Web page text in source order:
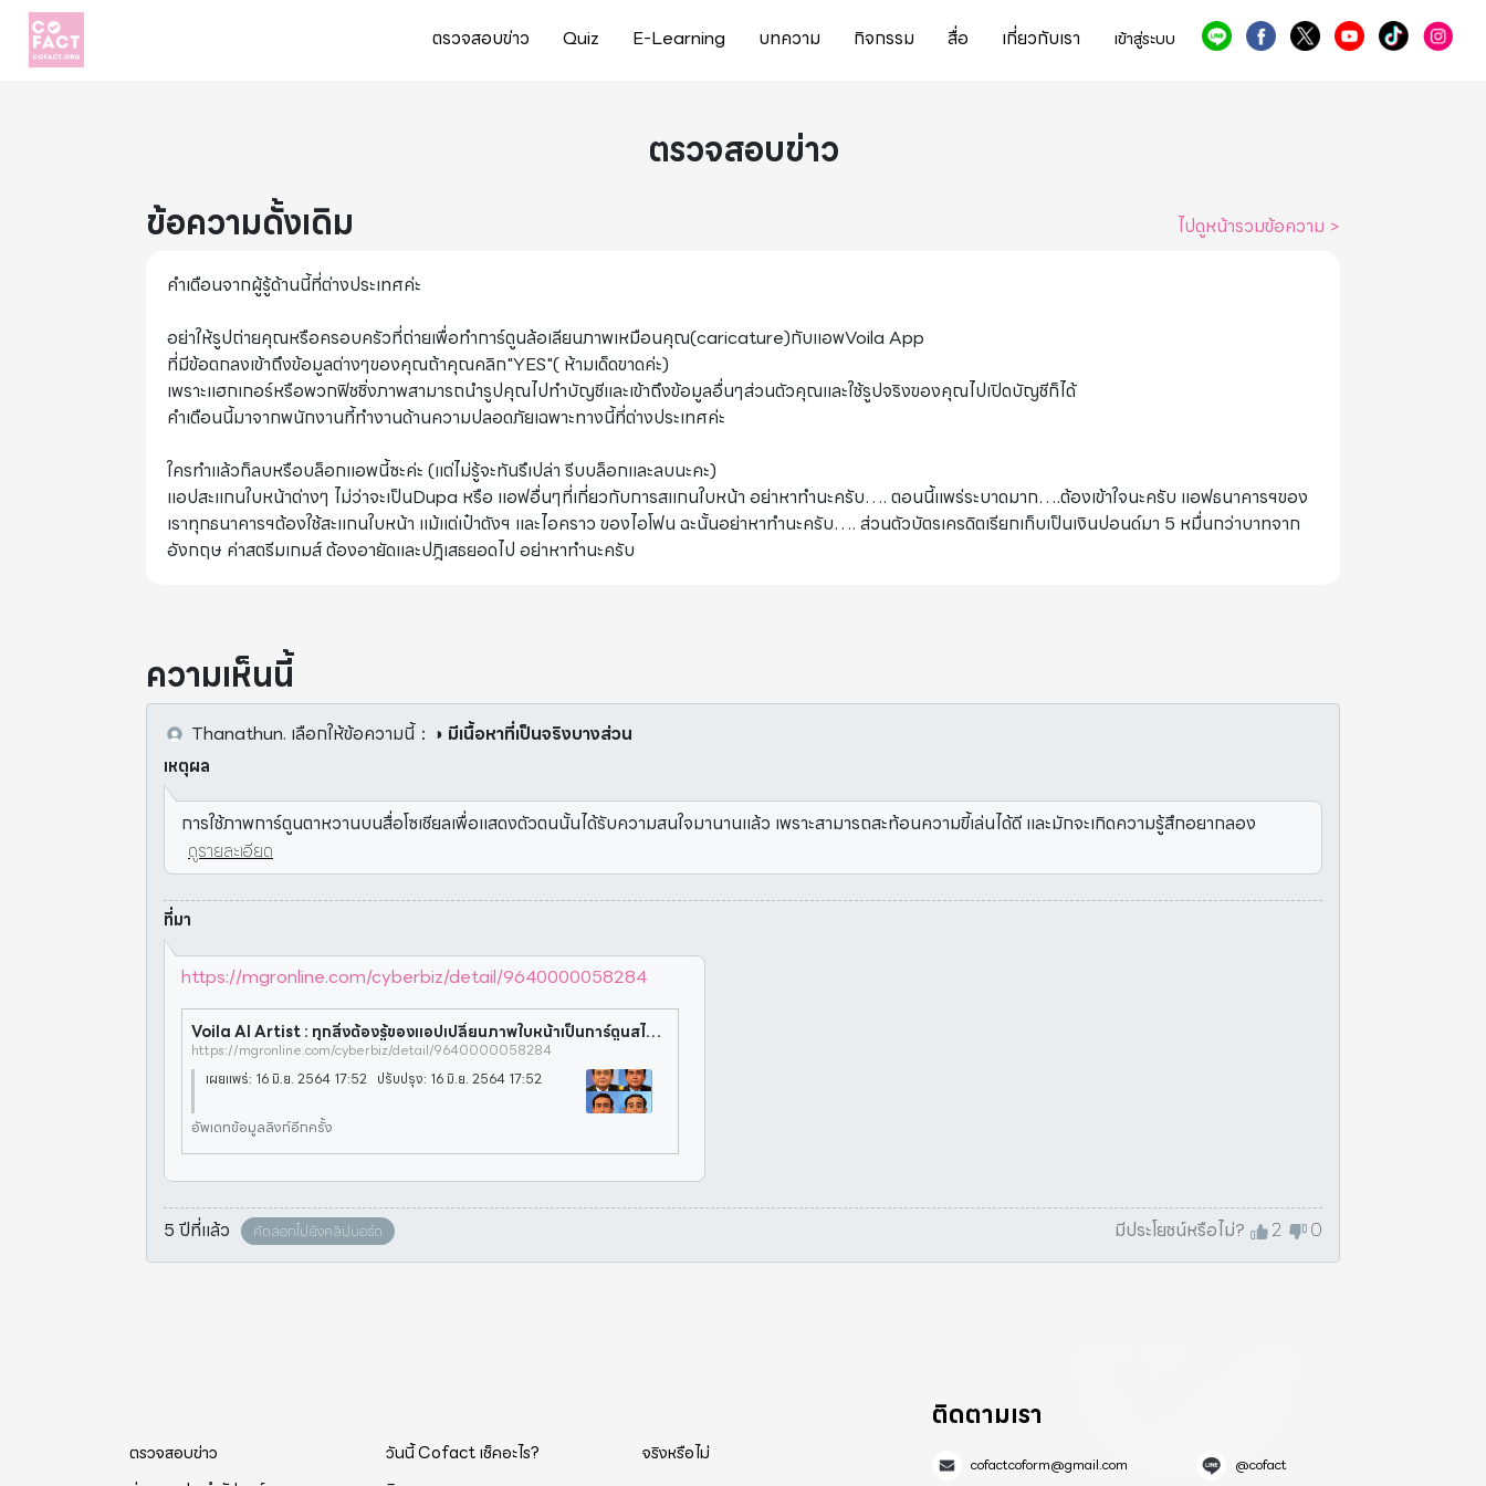
ตรวจสอบข่าว Quiz E-Learning บทความ กิจกรรม สื่อ เกี่ยวกับเรา เข้าสู่ระบบ
ตรวจสอบข่าว
ข้อความดั้งเดิม
ไปดูหน้ารวมข้อความ >
คำเตือนจากผู้รู้ด้านนี้ที่ต่างประเทศค่ะ
อย่าให้รูปถ่ายคุณหรือครอบครัวที่ถ่ายเพื่อทำการ์ตูนล้อเลียนภาพเหมือนคุณ(caricature)กับแอพVoila App
ที่มีข้อตกลงเข้าถึงข้อมูลต่างๆของคุณถ้าคุณคลิก"YES"( ห้ามเด็ดขาดค่ะ)
เพราะแฮกเกอร์หรือพวกฟิชชิ่งภาพสามารถนำรูปคุณไปทำบัญชีและเข้าถึงข้อมูลอื่นๆส่วนตัวคุณและใช้รูปจริงของคุณไปเปิดบัญชีก็ได้
คำเตือนนี้มาจากพนักงานที้ทำงานด้านความปลอดภัยเฉพาะทางนี้ที่ต่างประเทศค่ะ
ใครทำแล้วก็ลบหรือบล็อกแอพนี้ซะค่ะ (แต่ไม่รู้จะทันรึเปล่า รีบบล็อกและลบนะคะ)
แอปสะแกนใบหน้าต่างๆ ไม่ว่าจะเป็นDupa หรือ แอฟอื่นๆที่เกี่ยวกับการสแกนใบหน้า อย่าหาทำนะครับ…. ตอนนี้แพร่ระบาดมาก….ต้องเข้าใจนะครับ แอฟธนาคารฯของ
เราทุกธนาคารฯต้องใช้สะแกนใบหน้า แม้แต่เป๋าตังฯ และไอคราว ของไอโฟน ฉะนั้นอย่าหาทำนะครับ…. ส่วนตัวบัตรเครดิตเรียกเก็บเป็นเงินปอนด์มา 5 หมื่นกว่าบาทจาก
อังกฤษ ค่าสตรีมเกมส์ ต้องอายัดและปฎิเสธยอดไป อย่าหาทำนะครับ
ความเห็นนี้
Thanathun. เลือกให้ข้อความนี้： ◑ มีเนื้อหาที่เป็นจริงบางส่วน
เหตุผล
การใช้ภาพการ์ตูนตาหวานบนสื่อโซเชียลเพื่อแสดงตัวตนนั้นได้รับความสนใจมานานแล้ว เพราะสามารถสะท้อนความขี้เล่นได้ดี และมักจะเกิดความรู้สึกอยากลอง
ดูรายละเอียด
ที่มา
https://mgronline.com/cyberbiz/detail/9640000058284
Voila AI Artist : ทุกสิ่งต้องรู้ของแอปเปลี่ยนภาพใบหน้าเป็นการ์ตูนสไตล์ Pixar
https://mgronline.com/cyberbiz/detail/9640000058284
เผยแพร่: 16 มิ.ย. 2564 17:52 ปรับปรุง: 16 มิ.ย. 2564 17:52
อัพเดทข้อมูลลิงก์อีกครั้ง
5 ปีที่แล้ว คัดลอกไปยังคลิปบอร์ด มีประโยชน์หรือไม่? 2 0
ตรวจสอบข่าว วันนี้ Cofact เช็คอะไร?
จริงหรือไม่
ติดตามเรา
cofactcoform@gmail.com @cofact